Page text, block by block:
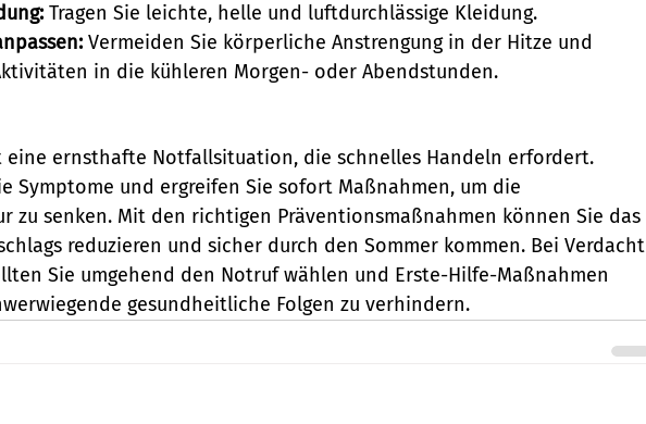
Tragen Sie leichte, helle und luftdurchlässige Kleidung.
Vermeiden Sie körperliche Anstrengung in der Hitze und
in die kühleren Morgen- oder Abendstunden.
eine ernsthafte Notfallsituation, die schnelles Handeln erfordert.
Symptome und ergreifen Sie sofort Maßnahmen, um die
zu senken. Mit den richtigen Präventionsmaßnahmen können Sie das
reduzieren und sicher durch den Sommer kommen. Bei Verdacht
Sie umgehend den Notruf wählen und Erste-Hilfe-Maßnahmen
gesundheitliche Folgen zu verhindern.